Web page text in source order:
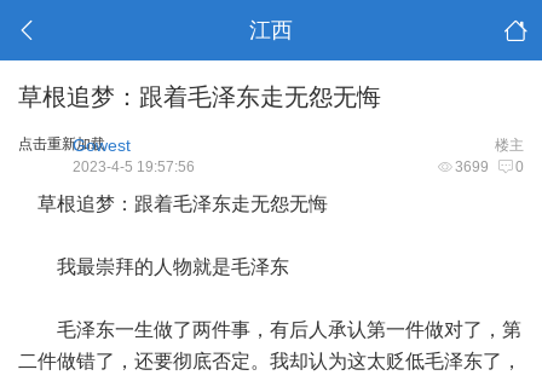
江西
草根追梦：跟着毛泽东走无怨无悔
点击重新加载 楼主
Gowest
3699 0
2023-4-5 19:57:56
草根追梦：跟着毛泽东走无怨无悔
我最崇拜的人物就是毛泽东
毛泽东一生做了两件事，有后人承认第一件做对了，第
二件做错了，还要彻底否定。我却认为这太贬低毛泽东了，